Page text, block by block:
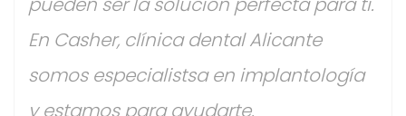
En Casher, clínica dental Alicante
somos especialistsa en implantología
y estamos para ayudarte.